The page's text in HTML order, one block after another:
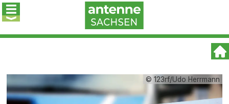
© 123rf/Udo Herrmann